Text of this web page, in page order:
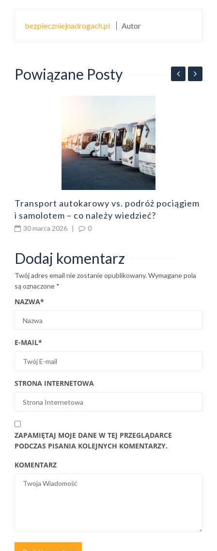
bezpieczniejnadrogach.pl Autor
Powiązane Posty
Transport autokarowy vs. podróż pociągiem
i samolotem – co należy wiedzieć?
30 marca 2026 | 0
Dodaj komentarz
Twój adres email nie zostanie opublikowany.Wymagane pola
są oznaczone *
NAZWA*
E-MAIL*
STRONA INTERNETOWA
ZAPAMIĘTAJ MOJE DANE W TEJ PRZEGLĄDARCE
PODCZAS PISANIA KOLEJNYCH KOMENTARZY.
KOMENTARZ